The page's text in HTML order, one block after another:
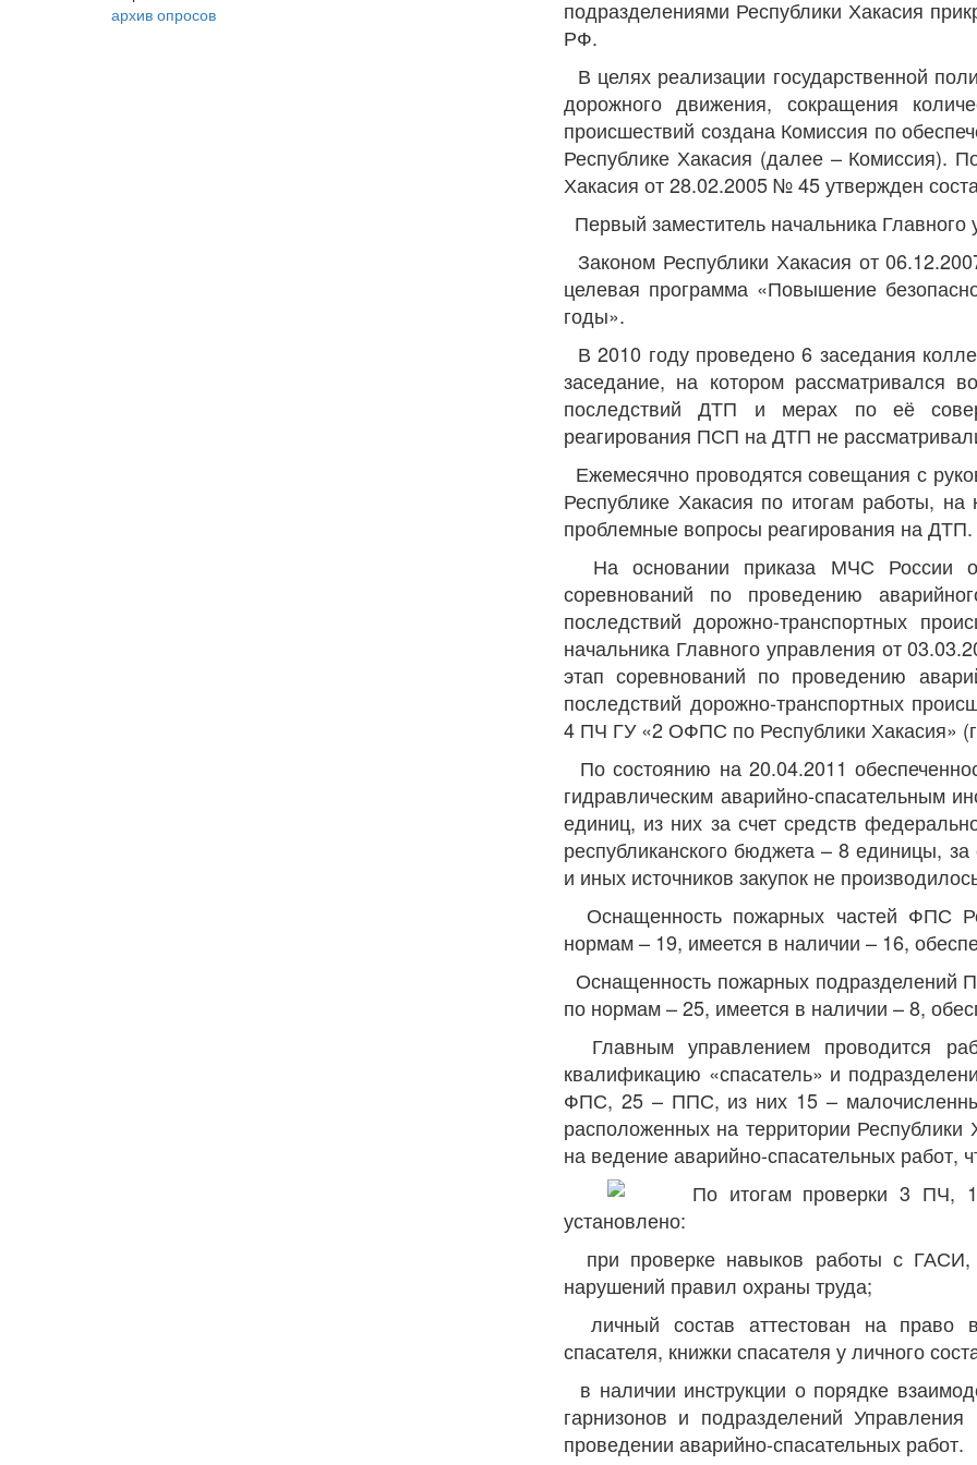
архив опросов
подразделениями Республики Хакасия
РФ.
В целях реализации государственной
дорожного движения, сокращения
происшествий создана Комиссия по
Республике Хакасия (далее – Комиссия).
Хакасия от 28.02.2005 № 45 утвержден
Первый заместитель начальника
Законом Республики Хакасия от
целевая программа «Повышение
годы».
В 2010 году проведено 6 заседания
заседание, на котором рассматривался
последствий ДТП и мерах по её
реагирования ПСП на ДТП не
Ежемесячно проводятся совещания с
Республике Хакасия по итогам работы,
проблемные вопросы реагирования на ДТП.
На основании приказа МЧС России
соревнований по проведению
последствий дорожно-транспортных
начальника Главного управления от
этап соревнований по проведению
последствий дорожно-транспортных
4 ПЧ ГУ «2 ОФПС по Республики Хакасия»
По состоянию на 20.04.2011
гидравлическим аварийно-спасательным
единиц, из них за счет средств
республиканского бюджета – 8 единицы,
и иных источников закупок не
Оснащенность пожарных частей ФПС
нормам – 19, имеется в наличии – 16,
Оснащенность пожарных подразделений
по нормам – 25, имеется в наличии – 8,
Главным управлением проводится
квалификацию «спасатель» и
ФПС, 25 – ППС, из них 15 –
расположенных на территории
на ведение аварийно-спасательных работ,
По итогам проверки 3 ПЧ,
установлено:
при проверке навыков работы с ГАСИ,
нарушений правил охраны труда;
личный состав аттестован на право
спасателя, книжки спасателя у личного
в наличии инструкции о порядке
гарнизонов и подразделений
проведении аварийно-спасательных работ.